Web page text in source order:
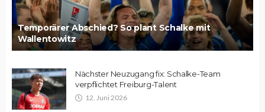
Temporärer Abschied? So plant Schalke mit
Wallentowitz
Nächster Neuzugang fix: Schalke-Team
verpflichtet Freiburg-Talent
12. Juni 2026